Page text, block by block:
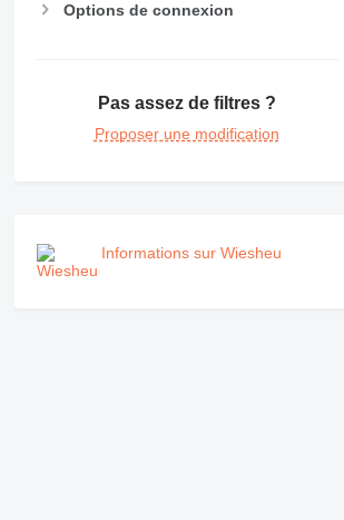
Options de connexion
Pas assez de filtres ?
Proposer une modification
Informations sur Wiesheu